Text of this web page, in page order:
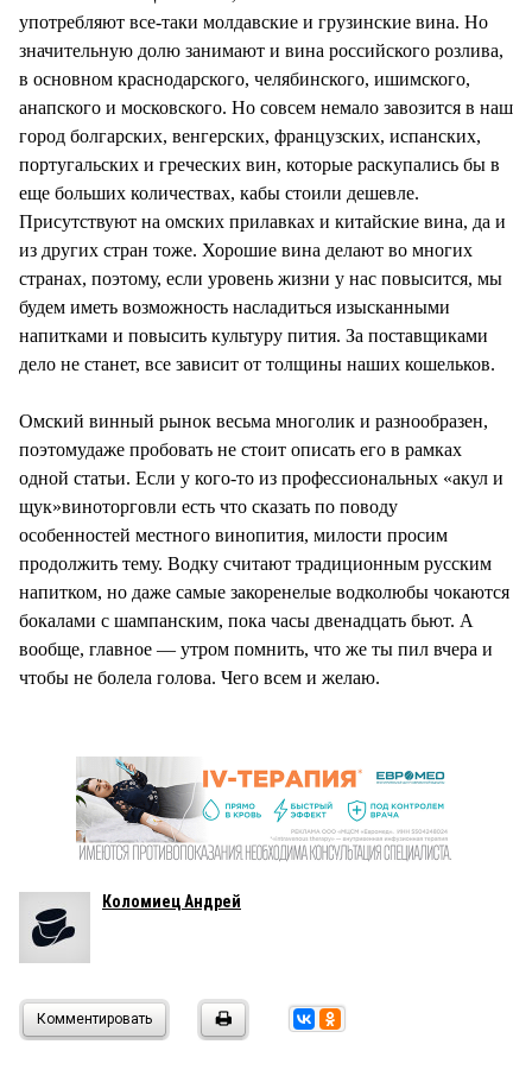
употребляют все-таки молдавские и грузинские вина. Но
значительную долю занимают и вина российского розлива,
в основном краснодарского, челябинского, ишимского,
анапского и московского. Но совсем немало завозится в наш
город болгарских, венгерских, французских, испанских,
португальских и греческих вин, которые раскупались бы в
еще больших количествах, кабы стоили дешевле.
Присутствуют на омских прилавках и китайские вина, да и
из других стран тоже. Хорошие вина делают во многих
странах, поэтому, если уровень жизни у нас повысится, мы
будем иметь возможность насладиться изысканными
напитками и повысить культуру пития. За поставщиками
дело не станет, все зависит от толщины наших кошельков.
Омский винный рынок весьма многолик и разнообразен,
поэтомудаже пробовать не стоит описать его в рамках
одной статьи. Если у кого-то из профессиональных «акул и
щук»виноторговли есть что сказать по поводу
особенностей местного винопития, милости просим
продолжить тему. Водку считают традиционным русским
напитком, но даже самые закоренелые водколюбы чокаются
бокалами с шампанским, пока часы двенадцать бьют. А
вообще, главное — утром помнить, что же ты пил вчера и
чтобы не болела голова. Чего всем и желаю.
Коломиец Андрей
Комментировать